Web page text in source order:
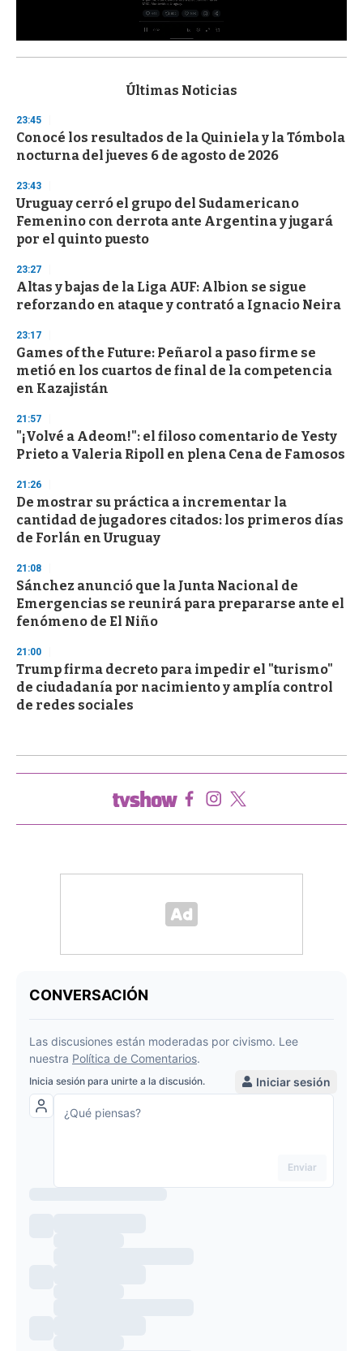
s
d
s
o
f
3
s
e
c
o
d
s
Últimas Noticias
23:45
Conocé los resultados de la Quiniela y la Tómbola
nocturna del jueves 6 de agosto de 2026
23:43
Uruguay cerró el grupo del Sudamericano
Femenino con derrota ante Argentina y jugará
por el quinto puesto
23:27
Altas y bajas de la Liga AUF: Albion se sigue
reforzando en ataque y contrató a Ignacio Neira
23:17
Games of the Future: Peñarol a paso firme se
metió en los cuartos de final de la competencia
en Kazajistán
21:57
"¡Volvé a Adeom!": el filoso comentario de Yesty
Prieto a Valeria Ripoll en plena Cena de Famosos
21:26
De mostrar su práctica a incrementar la
cantidad de jugadores citados: los primeros días
de Forlán en Uruguay
21:08
Sánchez anunció que la Junta Nacional de
Emergencias se reunirá para prepararse ante el
fenómeno de El Niño
21:00
Trump firma decreto para impedir el "turismo"
de ciudadanía por nacimiento y amplía control
de redes sociales